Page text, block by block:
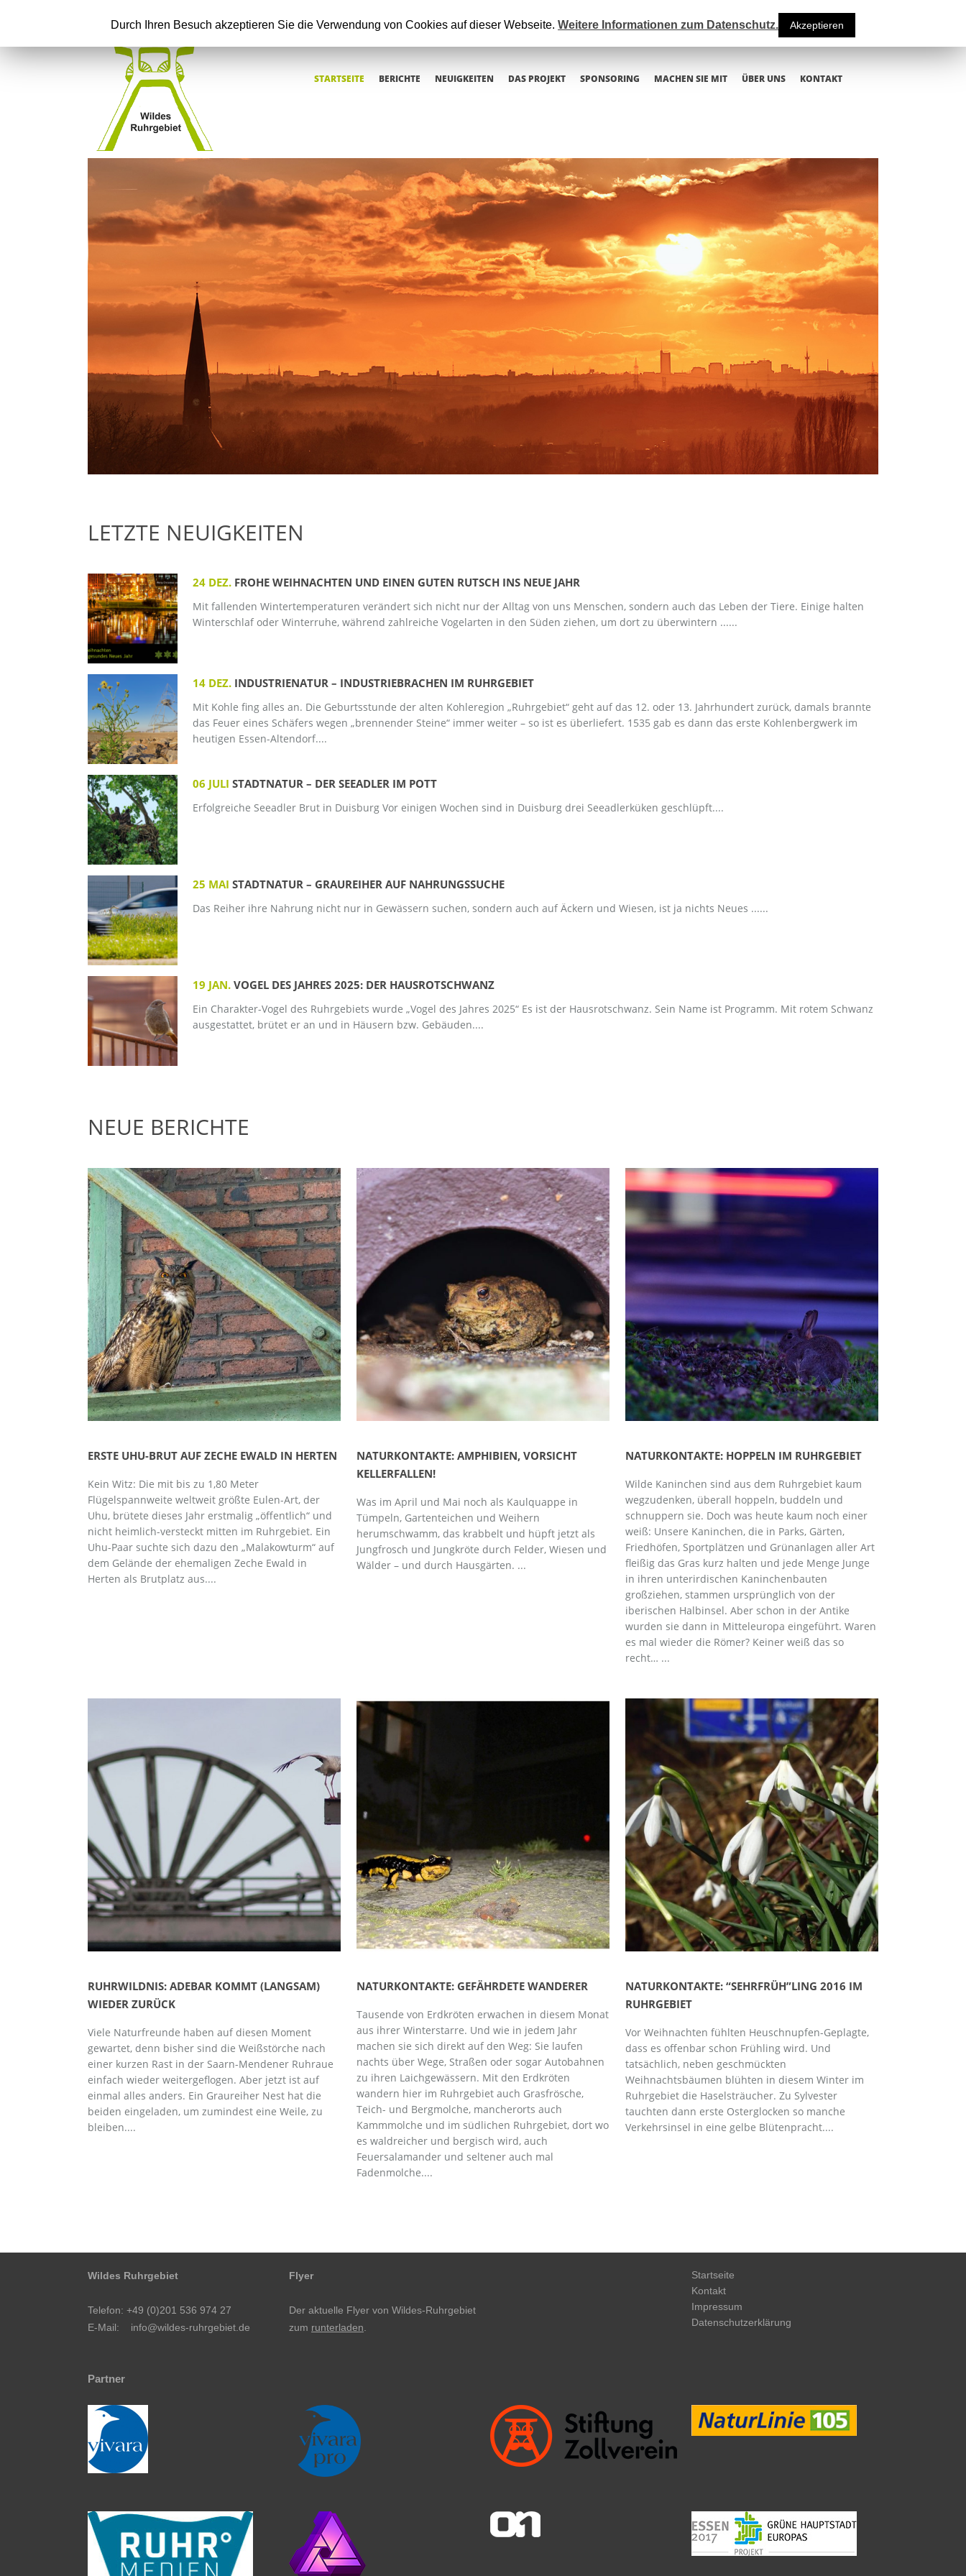
STARTSEITE BERICHTE NEUIGKEITEN DAS PROJEKT SPONSORING MACHEN SIE MIT ÜBER UNS KONTAKT
LETZTE NEUIGKEITEN
24 DEZ. FROHE WEIHNACHTEN UND EINEN GUTEN RUTSCH INS NEUE JAHR
Mit fallenden Wintertemperaturen verändert sich nicht nur der Alltag von uns Menschen, sondern auch das Leben der Tiere. Einige halten
Winterschlaf oder Winterruhe, während zahlreiche Vogelarten in den Süden ziehen, um dort zu überwintern ......
14 DEZ. INDUSTRIENATUR – INDUSTRIEBRACHEN IM RUHRGEBIET
Mit Kohle fing alles an. Die Geburtsstunde der alten Kohleregion „Ruhrgebiet“ geht auf das 12. oder 13. Jahrhundert zurück, damals brannte
das Feuer eines Schäfers wegen „brennender Steine“ immer weiter – so ist es überliefert. 1535 gab es dann das erste Kohlenbergwerk im
heutigen Essen-Altendorf....
06 JULI STADTNATUR – DER SEEADLER IM POTT
Erfolgreiche Seeadler Brut in Duisburg Vor einigen Wochen sind in Duisburg drei Seeadlerküken geschlüpft....
25 MAI STADTNATUR – GRAUREIHER AUF NAHRUNGSSUCHE
Das Reiher ihre Nahrung nicht nur in Gewässern suchen, sondern auch auf Äckern und Wiesen, ist ja nichts Neues ......
19 JAN. VOGEL DES JAHRES 2025: DER HAUSROTSCHWANZ
Ein Charakter-Vogel des Ruhrgebiets wurde „Vogel des Jahres 2025“ Es ist der Hausrotschwanz. Sein Name ist Programm. Mit rotem Schwanz
ausgestattet, brütet er an und in Häusern bzw. Gebäuden....
NEUE BERICHTE
ERSTE UHU-BRUT AUF ZECHE EWALD IN HERTEN
Kein Witz: Die mit bis zu 1,80 Meter
Flügelspannweite weltweit größte Eulen-Art, der
Uhu, brütete dieses Jahr erstmalig „öffentlich“ und
nicht heimlich-versteckt mitten im Ruhrgebiet. Ein
Uhu-Paar suchte sich dazu den „Malakowturm“ auf
dem Gelände der ehemaligen Zeche Ewald in
Herten als Brutplatz aus....
NATURKONTAKTE: AMPHIBIEN, VORSICHT
KELLERFALLEN!
Was im April und Mai noch als Kaulquappe in
Tümpeln, Gartenteichen und Weihern
herumschwamm, das krabbelt und hüpft jetzt als
Jungfrosch und Jungkröte durch Felder, Wiesen und
Wälder – und durch Hausgärten. ...
NATURKONTAKTE: HOPPELN IM RUHRGEBIET
Wilde Kaninchen sind aus dem Ruhrgebiet kaum
wegzudenken, überall hoppeln, buddeln und
schnuppern sie. Doch was heute kaum noch einer
weiß: Unsere Kaninchen, die in Parks, Gärten,
Friedhöfen, Sportplätzen und Grünanlagen aller Art
fleißig das Gras kurz halten und jede Menge Junge
in ihren unterirdischen Kaninchenbauten
großziehen, stammen ursprünglich von der
iberischen Halbinsel. Aber schon in der Antike
wurden sie dann in Mitteleuropa eingeführt. Waren
es mal wieder die Römer? Keiner weiß das so
recht… ...
RUHRWILDNIS: ADEBAR KOMMT (LANGSAM)
WIEDER ZURÜCK
Viele Naturfreunde haben auf diesen Moment
gewartet, denn bisher sind die Weißstörche nach
einer kurzen Rast in der Saarn-Mendener Ruhraue
einfach wieder weitergeflogen. Aber jetzt ist auf
einmal alles anders. Ein Graureiher Nest hat die
beiden eingeladen, um zumindest eine Weile, zu
bleiben....
NATURKONTAKTE: GEFÄHRDETE WANDERER
Tausende von Erdkröten erwachen in diesem Monat
aus ihrer Winterstarre. Und wie in jedem Jahr
machen sie sich direkt auf den Weg: Sie laufen
nachts über Wege, Straßen oder sogar Autobahnen
zu ihren Laichgewässern. Mit den Erdkröten
wandern hier im Ruhrgebiet auch Grasfrösche,
Teich- und Bergmolche, mancherorts auch
Kammmolche und im südlichen Ruhrgebiet, dort wo
es waldreicher und bergisch wird, auch
Feuersalamander und seltener auch mal
Fadenmolche....
NATURKONTAKTE: “SEHRFRÜH”LING 2016 IM
RUHRGEBIET
Vor Weihnachten fühlten Heuschnupfen-Geplagte,
dass es offenbar schon Frühling wird. Und
tatsächlich, neben geschmückten
Weihnachtsbäumen blühten in diesem Winter im
Ruhrgebiet die Haselsträucher. Zu Sylvester
tauchten dann erste Osterglocken so manche
Verkehrsinsel in eine gelbe Blütenpracht....
Wildes Ruhrgebiet
Telefon: +49 (0)201 536 974 27
E-Mail: info@wildes-ruhrgebiet.de
Flyer
Der aktuelle Flyer von Wildes-Ruhrgebiet
zum runterladen
Startseite
Kontakt
Impressum
Datenschutzerklärung
Partner
Durch Ihren Besuch akzeptieren Sie die Verwendung von Cookies auf dieser Webseite. Weitere Informationen zum Datenschutz. Akzeptieren